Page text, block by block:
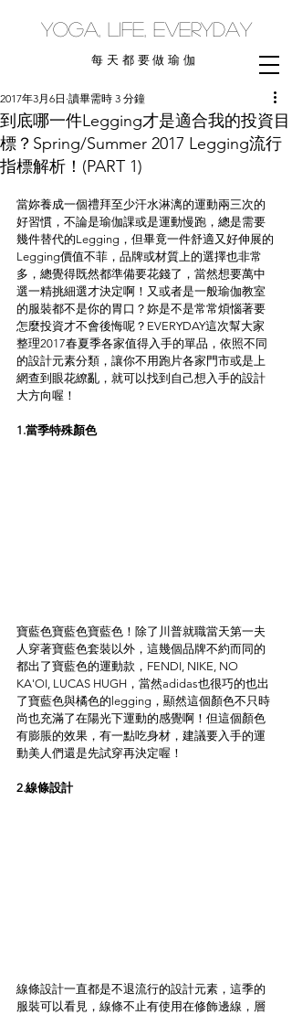
yoga, life, everyday
每天都要做瑜伽
到底哪一件Legging才是適合我的投資目
標？Spring/Summer 2017 Legging流行
指標解析！(PART 1)
2017年3月6日 讀畢需時 3 分鐘
當妳養成一個禮拜至少汗水淋漓的運動兩三次的
好習慣，不論是瑜伽課或是運動慢跑，總是需要
幾件替代的Legging，但畢竟一件舒適又好伸展的
Legging價值不菲，品牌或材質上的選擇也非常
多，總覺得既然都準備要花錢了，當然想要萬中
選一精挑細選才決定啊！又或者是一般瑜伽教室
的服裝都不是你的胃口？妳是不是常常煩惱著要
怎麼投資才不會後悔呢？EVERYDAY這次幫大家
整理2017春夏季各家值得入手的單品，依照不同
的設計元素分類，讓你不用跑片各家門市或是上
網查到眼花繚亂，就可以找到自己想入手的設計
大方向喔！
1.當季特殊顏色
寶藍色寶藍色寶藍色！除了川普就職當天第一夫
人穿著寶藍色套裝以外，這幾個品牌不約而同的
都出了寶藍色的運動款，FENDI, NIKE, NO
KA'OI, LUCAS HUGH，當然adidas也很巧的也出
了寶藍色與橘色的legging，顯然這個顏色不只時
尚也充滿了在陽光下運動的感覺啊！但這個顏色
有膨脹的效果，有一點吃身材，建議要入手的運
動美人們還是先試穿再決定喔！
2.線條設計
線條設計一直都是不退流行的設計元素，這季的
服裝可以看見，線條不止有使用在修飾邊線，層